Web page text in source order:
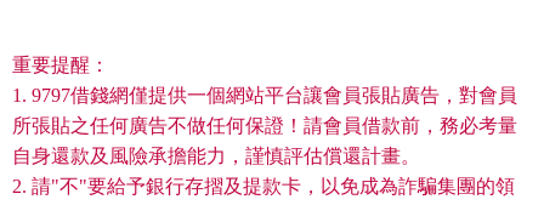
重要提醒：
1. 9797借錢網僅提供一個網站平台讓會員張貼廣告，對會員
所張貼之任何廣告不做任何保證！請會員借款前，務必考量
自身還款及風險承擔能力，謹慎評估償還計畫。
2. 請"不"要給予銀行存摺及提款卡，以免成為詐騙集團的領